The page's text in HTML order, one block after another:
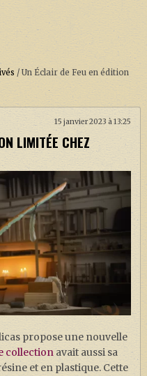
/ Un Éclair de Feu en édition
15 janvier 2023 à 13:25
LIMITÉE CHEZ
propose une nouvelle
collectionavait aussi sa
et en plastique. Cette